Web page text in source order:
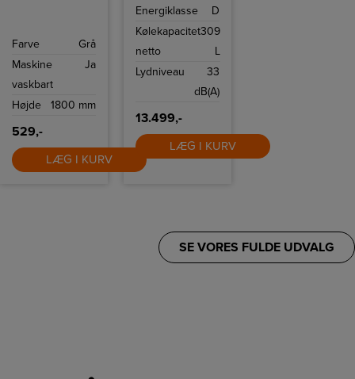
Farve
Grå
Maskine
vaskbart
Ja
Højde 1800 mm
529,-
LÆG I KURV
funktioner. Med
PowerCooling og
kompatibilitet
praktisk
anvendelighed
med avanceret
brugervenlighed.
Energiklasse
D
Kølekapacitet
netto
309
L
Lydniveau
33
dB(A)
13.499,-
LÆG I KURV
SE VORES FULDE UDVALG